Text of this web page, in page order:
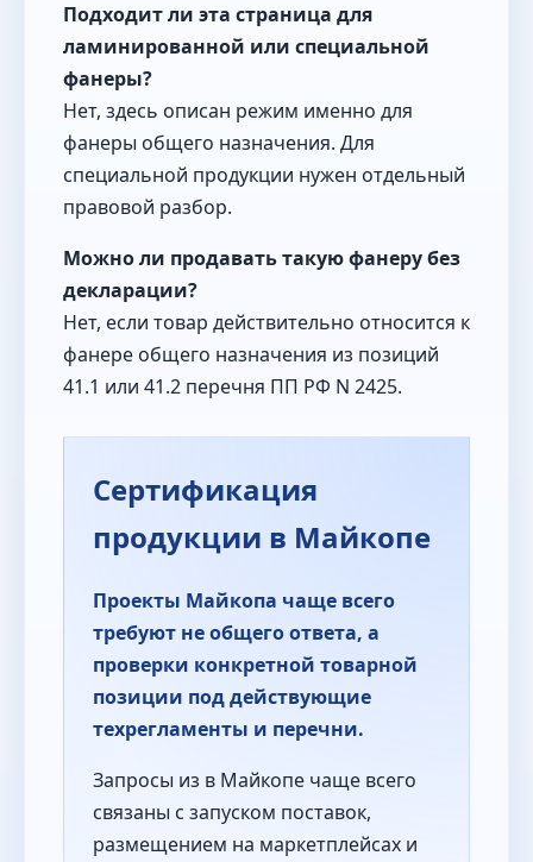
Подходит ли эта страница для
ламинированной или специальной
фанеры?
Нет, здесь описан режим именно для
фанеры общего назначения. Для
специальной продукции нужен отдельный
правовой разбор.
Можно ли продавать такую фанеру без
декларации?
Нет, если товар действительно относится к
фанере общего назначения из позиций
41.1 или 41.2 перечня ПП РФ N 2425.
Сертификация
продукции в Майкопе
Проекты Майкопа чаще всего
требуют не общего ответа, а
проверки конкретной товарной
позиции под действующие
техрегламенты и перечни.
Запросы из в Майкопе чаще всего
связаны с запуском поставок,
размещением на маркетплейсах и